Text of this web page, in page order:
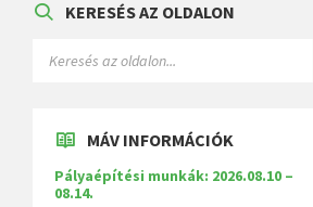
KERESÉS AZ OLDALON
MÁV INFORMÁCIÓK
Pályaépítési munkák: 2026.08.10 –
08.14.